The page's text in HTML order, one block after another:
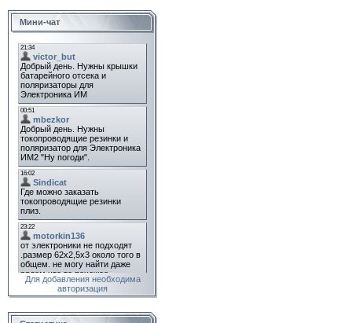
Мини-чат
Для добавления необходима
авторизация